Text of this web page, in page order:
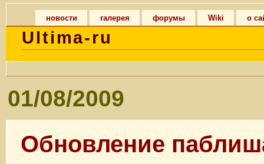
новости галерея форумы Wiki о
Ultima-ru
01/08/2009
Обновление